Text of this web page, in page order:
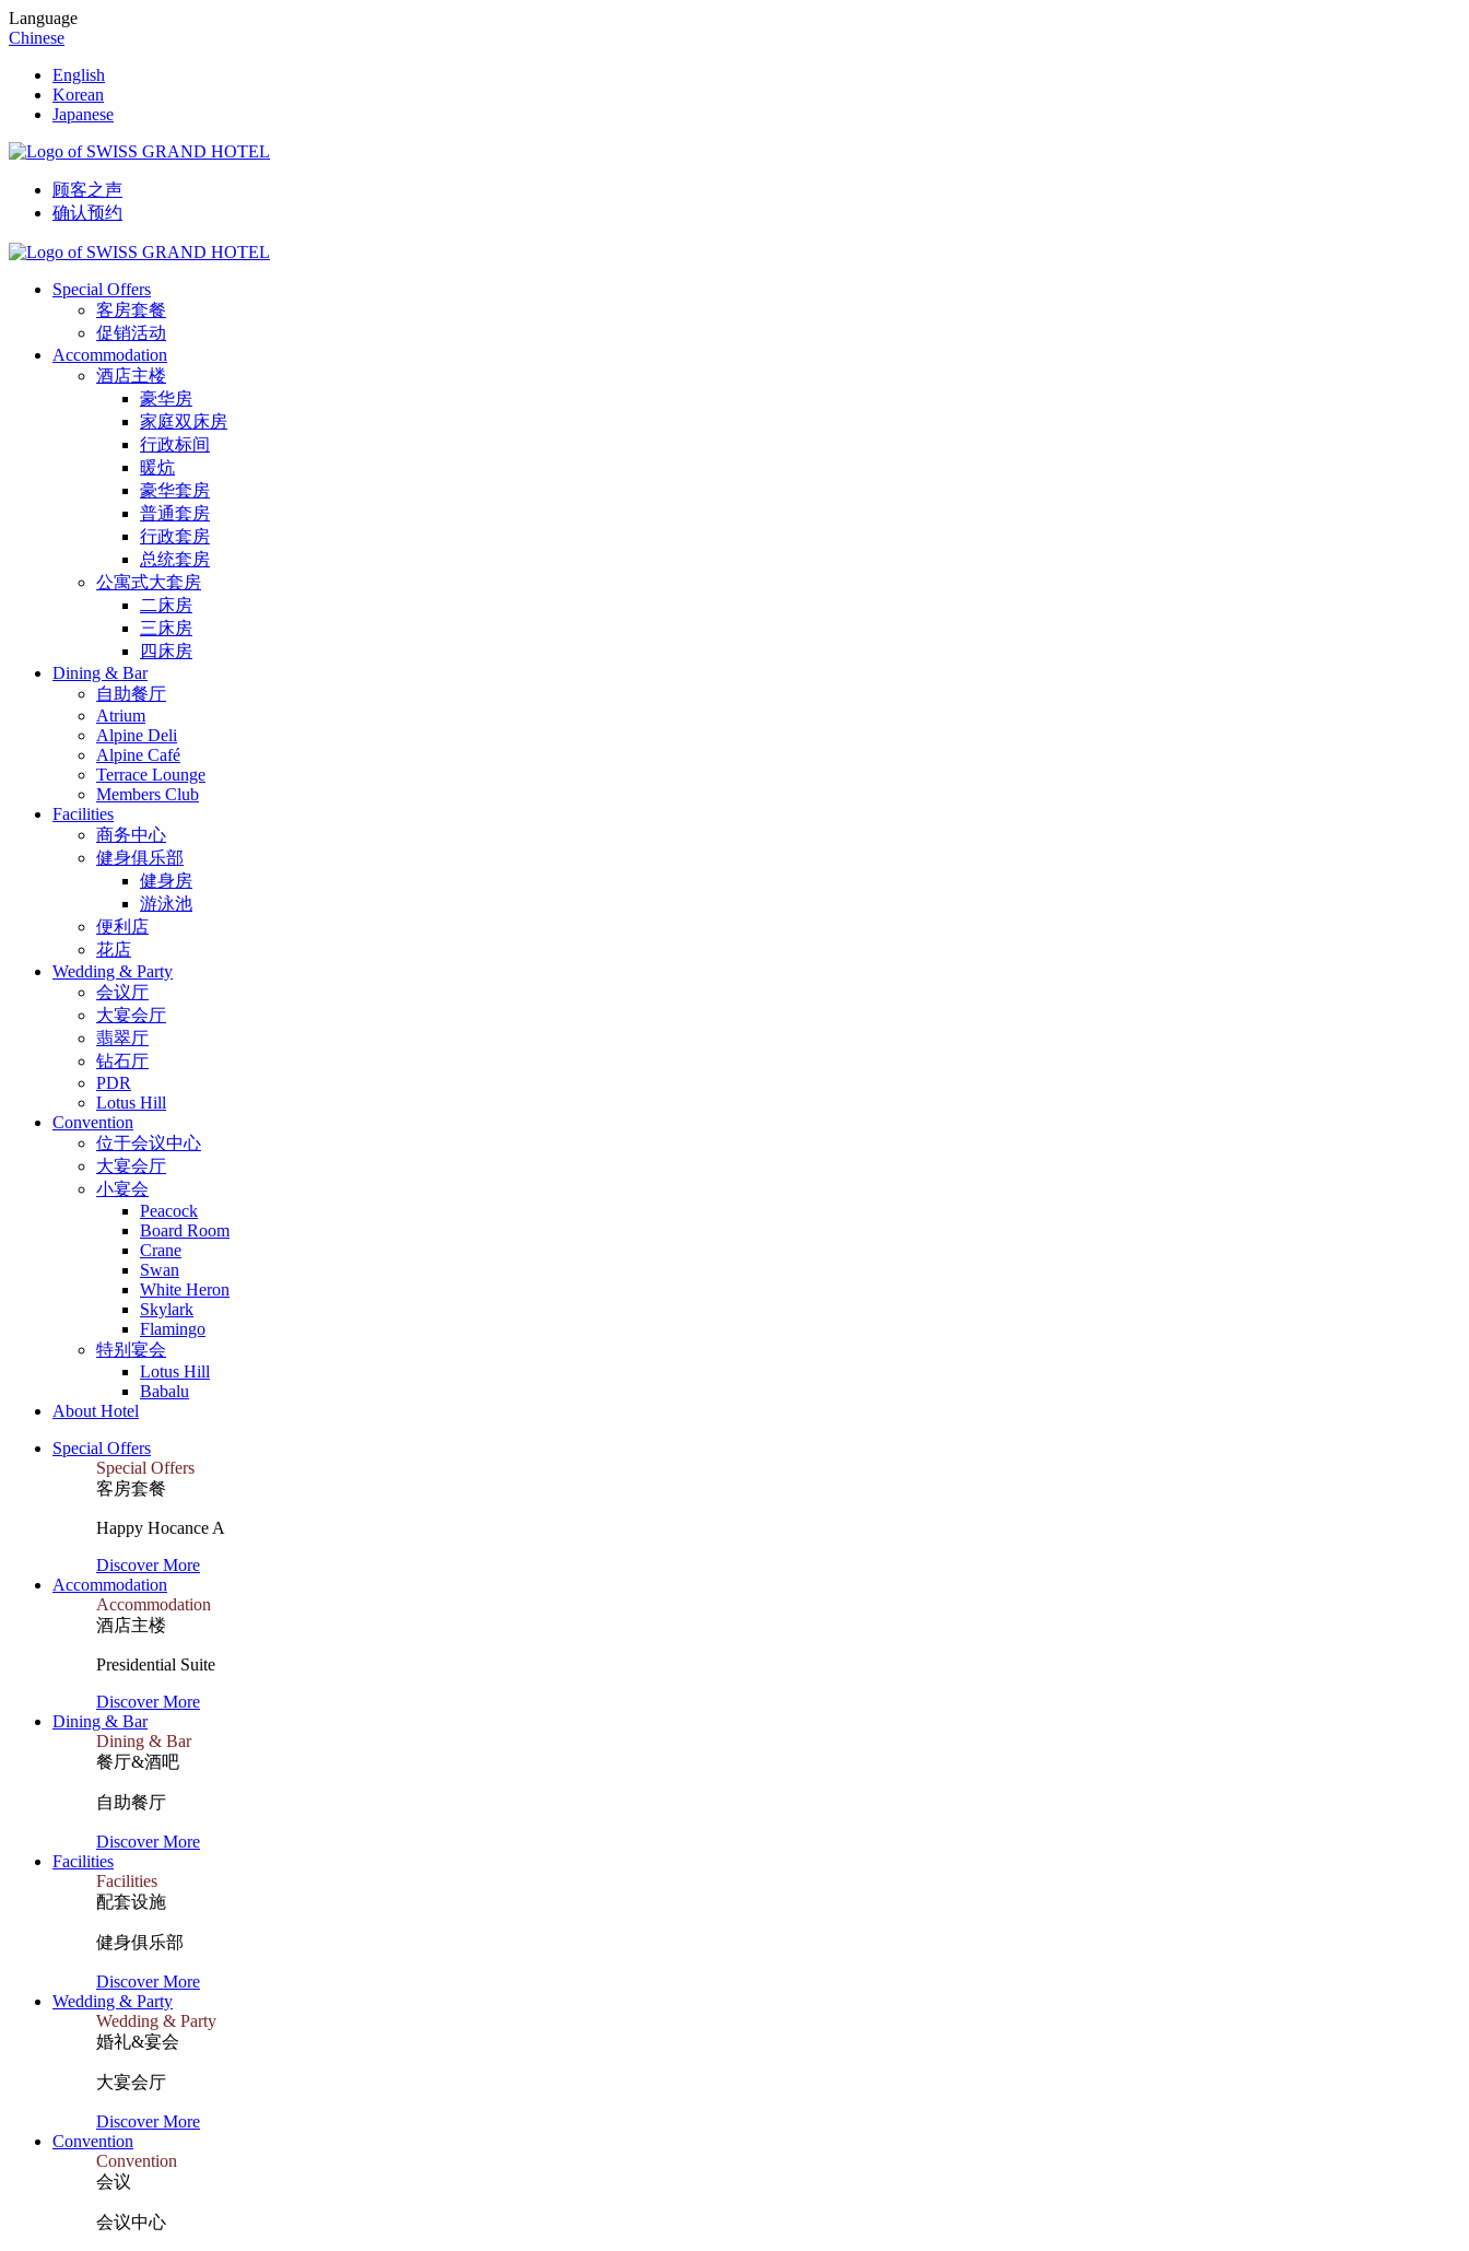
Language
Chinese
English
Korean
Japanese
顾客之声
确认预约
Special Offers
客房套餐
促销活动
Accommodation
酒店主楼
豪华房
家庭双床房
行政标间
暖炕
豪华套房
普通套房
行政套房
总统套房
公寓式大套房
二床房
三床房
四床房
Dining & Bar
自助餐厅
Atrium
Alpine Deli
Alpine Café
Terrace Lounge
Members Club
Facilities
商务中心
健身俱乐部
健身房
游泳池
便利店
花店
Wedding & Party
会议厅
大宴会厅
翡翠厅
钻石厅
PDR
Lotus Hill
Convention
位于会议中心
大宴会厅
小宴会
Peacock
Board Room
Crane
Swan
White Heron
Skylark
Flamingo
特别宴会
Lotus Hill
Babalu
About Hotel
Special Offers
Special Offers
客房套餐
Happy Hocance A
Discover More
Accommodation
Accommodation
酒店主楼
Presidential Suite
Discover More
Dining & Bar
Dining & Bar
餐厅&酒吧
自助餐厅
Discover More
Facilities
Facilities
配套设施
健身俱乐部
Discover More
Wedding & Party
Wedding & Party
婚礼&宴会
大宴会厅
Discover More
Convention
Convention
会议
会议中心